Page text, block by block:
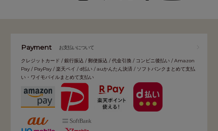
Payment お支払いについて
クレジットカード / 銀行振込 / 郵便振込 / 代金引換 / コンビニ後払い / Amazon
Pay / PayPay / 楽天ペイ / d払い / auかんたん決済 / ソフトバンクまとめて支払
い・ワイモバイルまとめて支払い